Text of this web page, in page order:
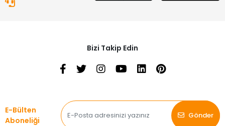
Bizi Takip Edin
E-Bülten
Aboneliği
Gönder